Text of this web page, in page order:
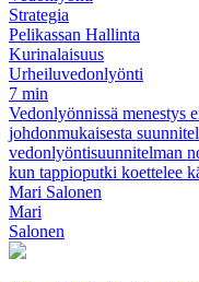
Strategia
Pelikassan Hallinta
Kurinalaisuus
Urheiluvedonlyönti
7 min
Vedonlyönnissä menestys
johdonmukaisesta
vedonlyöntisuunnitelman
kun tappioputki koettelee
Mari Salonen
Mari
Salonen